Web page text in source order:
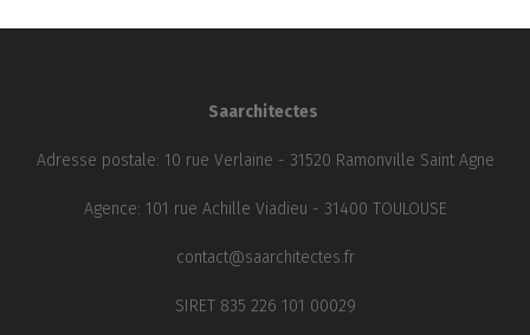
Saarchitectes
Adresse postale: 10 rue Verlaine - 31520 Ramonville Saint Agne
Agence: 101 rue Achille Viadieu - 31400 TOULOUSE
contact@saarchitectes.fr
SIRET 835 226 101 00029